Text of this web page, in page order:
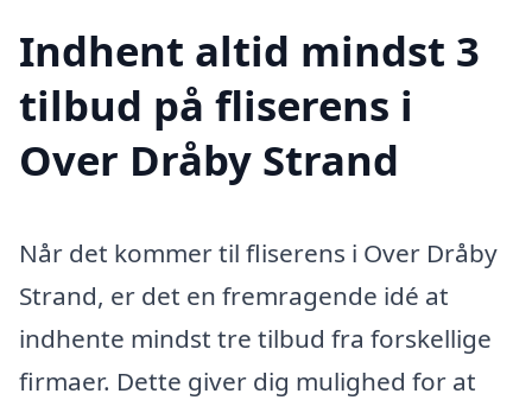
Indhent altid mindst 3
tilbud på fliserens i
Over Dråby Strand
Når det kommer til fliserens i Over Dråby
Strand, er det en fremragende idé at
indhente mindst tre tilbud fra forskellige
firmaer. Dette giver dig mulighed for at